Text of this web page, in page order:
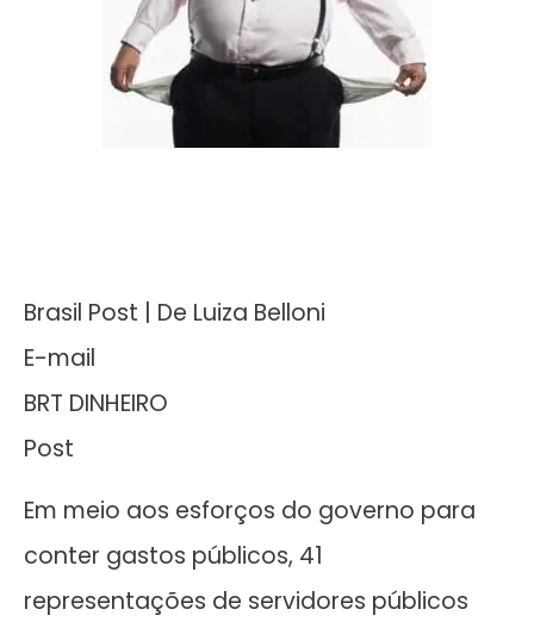
Brasil Post | De Luiza Belloni
E-mail
BRT DINHEIRO
Post
Em meio aos esforços do governo para
conter gastos públicos, 41
representações de servidores públicos